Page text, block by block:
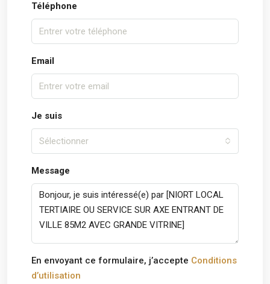
Téléphone
Email
Je suis
Sélectionner
Message
En envoyant ce formulaire, j’accepte Conditions
d’utilisation